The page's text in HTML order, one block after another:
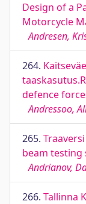
Design of a
Motorcycle
Andresen,
264.
defence
Andressoo,
265.
beam testing
Andrianov,
266. Tallinna